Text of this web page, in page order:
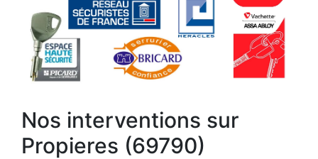
Nos interventions sur
Propieres (69790)